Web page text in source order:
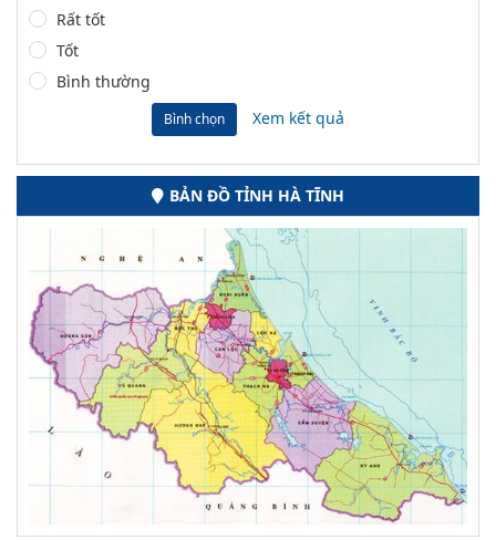
Rất tốt
Tốt
Bình thường
Bình chọn Xem kết quả
BẢN ĐỒ TỈNH HÀ TĨNH